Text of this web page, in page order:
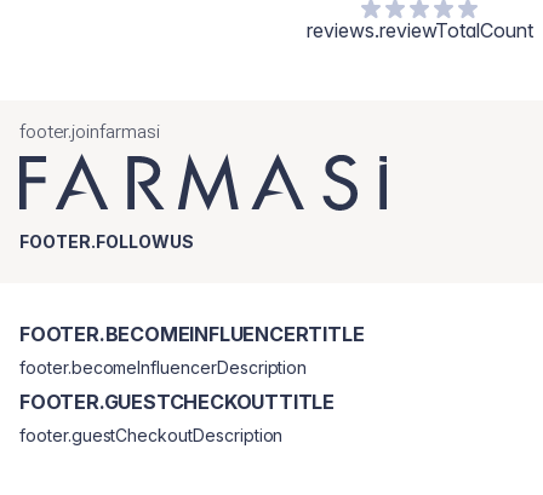
reviews.reviewTotalCount
footer.joinfarmasi
FOOTER.FOLLOWUS
FOOTER.BECOMEINFLUENCERTITLE
footer.becomeInfluencerDescription
FOOTER.GUESTCHECKOUTTITLE
footer.guestCheckoutDescription